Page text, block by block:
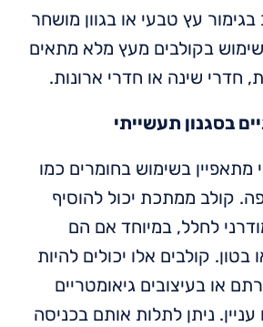
בגימור עץ טבעי או בגוון מושחר
בקולבים מעץ מלא מתאים
חדרי שינה או חדרי ארונות.
בשימוש בחומרים כמו
קולב ממתכת יכול להוסיף
לחלל, במיוחד אם הם
קולבים אלו יכולים להיות
או בעיצובים גיאומטריים
עניין. ניתן לתלות אותם בכניסה